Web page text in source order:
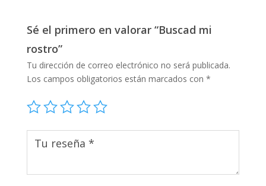
Sé el primero en valorar “Buscad mi
rostro”
Tu dirección de correo electrónico no será publicada.
Los campos obligatorios están marcados con *